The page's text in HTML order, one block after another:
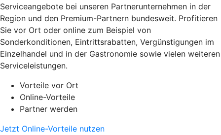
Serviceangebote bei unseren Partnerunternehmen in der
Region und den Premium-Partnern bundesweit. Profitieren
Sie vor Ort oder online zum Beispiel von
Sonderkonditionen, Eintrittsrabatten, Vergünstigungen im
Einzelhandel und in der Gastronomie sowie vielen weiteren
Serviceleistungen.
Vorteile vor Ort
Online-Vorteile
Partner werden
Jetzt Online-Vorteile nutzen